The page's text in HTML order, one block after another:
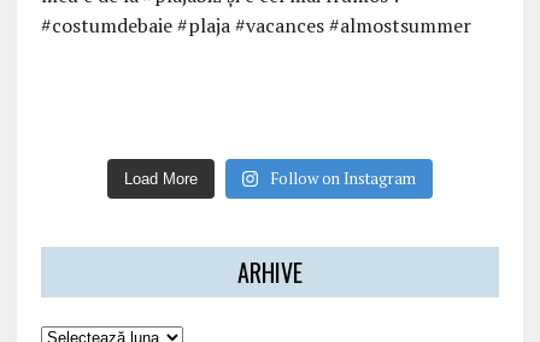
Load More Follow on Instagram
ARHIVE